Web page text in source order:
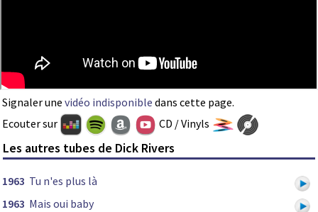
Signaler une vidéo indisponible dans cette page.
Ecouter sur
CD / Vinyls
Les autres tubes de Dick Rivers
1963 Tu n'es plus là
1963 Mais oui baby